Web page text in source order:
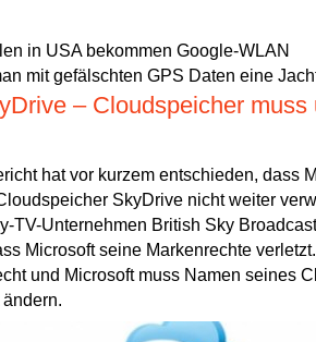
in USA bekommen Google-WLAN
mit gefälschten GPS Daten eine
– Cloudspeicher muss
hat vor kurzem entschieden, dass
SkyDrive nicht weiter
TV-Unternehmen British Sky
Microsoft seine Markenrechte
und Microsoft muss Namen seines